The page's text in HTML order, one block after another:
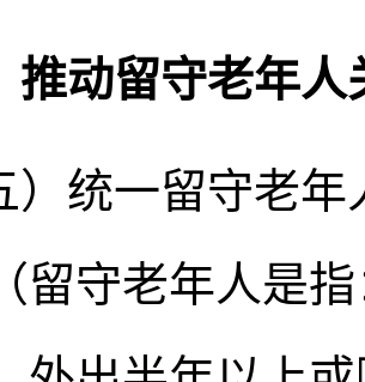
推动留守老年
）统一留守老
留守老年人是